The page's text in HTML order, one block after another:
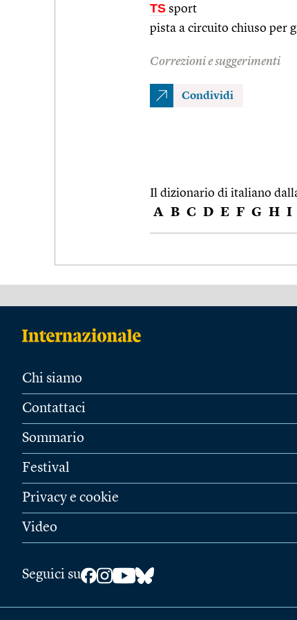
TS sport
pista a circuito chiuso per
Correzioni e suggerimenti
Condividi
Il dizionario di italiano
A B C D E F G H I
Chi siamo
Contattaci
Sommario
Festival
Privacy e cookie
Video
Seguici su